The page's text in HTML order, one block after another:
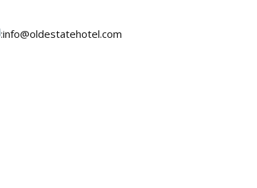
:info@oldestatehotel.com